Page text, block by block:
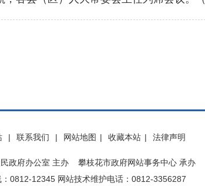
| 联系我们 | 网站地图 | 收藏本站 | 法律声明
政府办公室 主办 攀枝花市政府网站事务中心 承办
：0812-12345 网站技术维护电话：0812-3356287